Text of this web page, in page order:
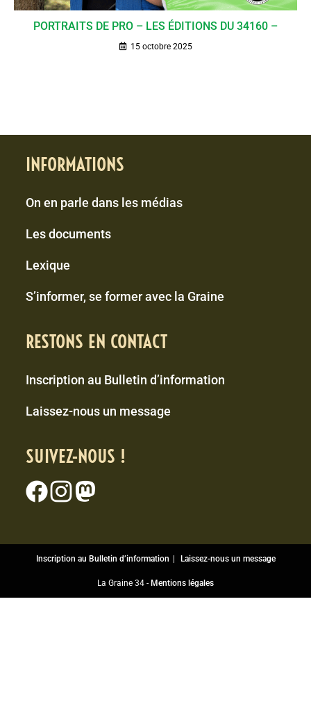
PORTRAITS DE PRO – LES ÉDITIONS DU 34160 –
15 octobre 2025
INFORMATIONS
On en parle dans les médias
Les documents
Lexique
S’informer, se former avec la Graine
RESTONS EN CONTACT
Inscription au Bulletin d’information
Laissez-nous un message
SUIVEZ-NOUS !
Inscription au Bulletin d’information Laissez-nous un message
La Graine 34 - Mentions légales